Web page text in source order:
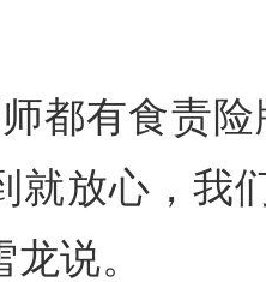
都有食责
就放心，我
说。